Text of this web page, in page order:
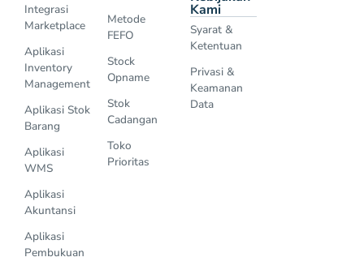
Integrasi
Marketplace
Aplikasi
Inventory
Management
Aplikasi Stok
Barang
Aplikasi
WMS
Aplikasi
Akuntansi
Aplikasi
Pembukuan
Metode
FEFO
Stock
Opname
Stok
Cadangan
Toko
Prioritas
Kami
Syarat &
Ketentuan
Privasi &
Keamanan
Data